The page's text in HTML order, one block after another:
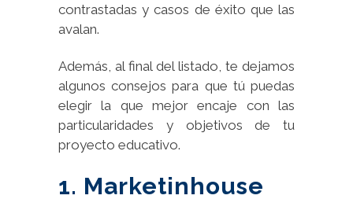
contrastadas y casos de éxito que las
avalan.
Además, al final del listado, te dejamos
algunos consejos para que tú puedas
elegir la que mejor encaje con las
particularidades y objetivos de tu
proyecto educativo.
1. Marketinhouse